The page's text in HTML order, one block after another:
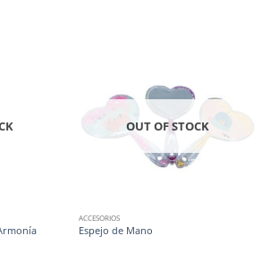
OUT OF STOCK
ACCESORIOS
Espejo de Mano